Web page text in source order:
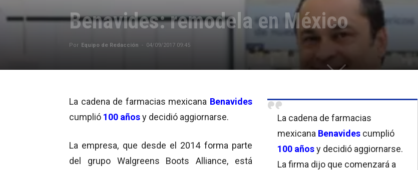
Benavides: remodela en México
Por Equipo de Redacción - 04/09/2017 09:45
La cadena de farmacias
mexicana Benavides cumplió
100 añosy decidió aggiornarse.
La firma dijo que comenzará a
La cadena de farmacias mexicana Benavides
cumplió 100 añosy decidió aggiornarse.
La empresa, que desde el 2014 forma parte
del grupo Walgreens Boots Alliance, está